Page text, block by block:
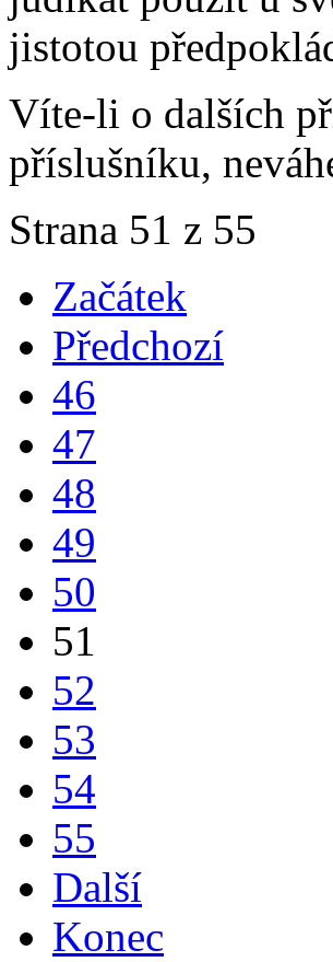
jistotou
Víte-li o dalších
příslušníku,
Strana 51 z 55
Začátek
Předchozí
46
47
48
49
50
51
52
53
54
55
Další
Konec